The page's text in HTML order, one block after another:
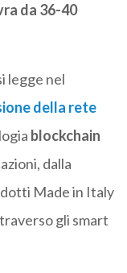
da 36-40
legge nel
della rete
blockchain
dalla
Made in Italy
gli smart